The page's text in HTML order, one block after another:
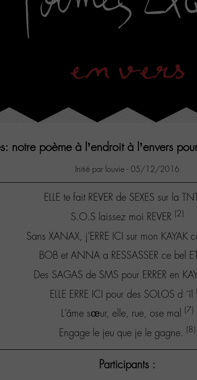
en vers
notre poème à l’endroit à l’envers
Initié par louvie - 05/12/2016
ELLE te fait REVER de SEXES sur la
S.O.S laissez moi REVER (2)
Sans XANAX, j'ERRE ICI sur mon KAYAK
BOB et ANNA a RESSASSER ce bel
Des SAGAS de SMS pour ERRER en
ELLE ERRE ICI pour des SOLOS d ´îl
L'âme sœur, elle, rue, ose mal (7)
Engage le jeu que je le gagne. (8)
Participants :